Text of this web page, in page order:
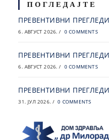
ПОГЛЕДАЈТЕ
ПРЕВЕНТИВНИ
6. АВГУСТ 2026. / 0 COMMENTS
ПРЕВЕНТИВНИ
6. АВГУСТ 2026. / 0 COMMENTS
ПРЕВЕНТИВНИ
31. ЈУЛ 2026. / 0 COMMENTS